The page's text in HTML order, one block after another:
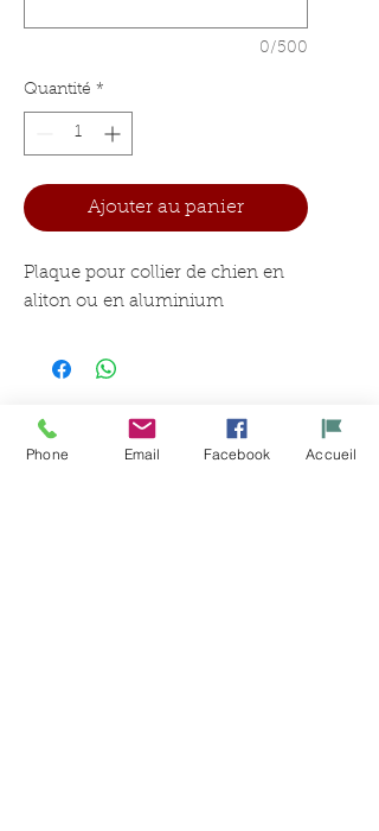
0/500
Quantité *
Ajouter au panier
Plaque pour collier de chien en
aliton ou en aluminium
Articles
Phone Email Facebook Accueil